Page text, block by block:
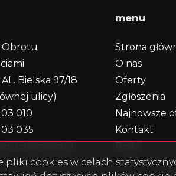
Obrotu
Bielska 97/18
ulicy)
010
035
menu
Strona
O nas
Oferty
Zgłoszenia
Najnowsze
Kontakt
pliki cookies w celach